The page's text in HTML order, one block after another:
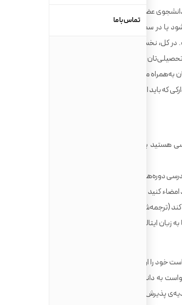
تماس با ما
عضو اتحادیه‌ی اروپا هستید یا نه و بسته به
در سطح کارشناسی ارشد یا دکتری (که به آن،
نخستین گام برای ارائه‌ی درخواست پذیرش،
است. زمانی‌که شرایط‌تان تائید شد، باید
به‌همراه مدارک مربوطه بفرستید. مدارک شما باید
باید ارائه کنید، از این قرار است:
هستید یا کُپی مدرک دوره‌ی کارشناسی اگر
دوره‌هایی که در آن شرکت کرده‌اید
کنید
به زبان ایتالیایی)
زبان ایتالیایی باشد، همچون کارنامه‌ی یک
را ارائه داده‌اید، نامه‌ی شایستگی آموزشی را
به دانشگاه‌های ایتالیا تائید می‌شود. سپس،
پذیرش (یا رد) را مستقیماً از دانشگاه مورد نظر